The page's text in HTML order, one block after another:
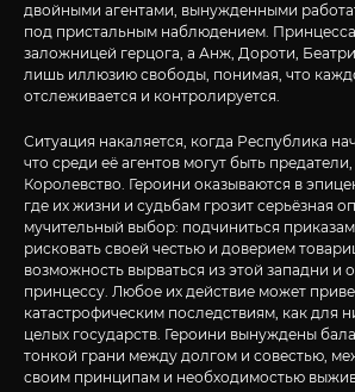
двойными агентами, вынужденными
под пристальным наблюдением. Принцесса
заложницей герцога, а Анж, Дороти,
лишь иллюзию свободы, понимая, что
отслеживается и контролируется.
Ситуация накаляется, когда Республика
что среди её агентов могут быть
Королевство. Героини оказываются в
где их жизни и судьбам грозит серьёзная
мучительный выбор: подчиниться
рисковать своей честью и доверием
возможность вырваться из этой западни и
принцессу. Любое их действие может
катастрофическим последствиям, как для
целых государств. Героини вынуждены
тонкой грани между долгом и совестью,
своим принципам и необходимостью